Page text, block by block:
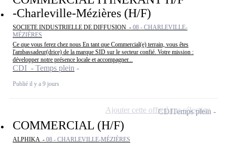
-Charleville-Mézières (H/F)
SOCIETE INDUSTRIELLE DE DIFFUSION - 08 - CHARLEVILLE-
MÉZIÈRES
Ce que vous ferez chez nous En tant que Commercial(e) terrain, vous êtes
l'ambassadeur(drice) de la marque SID sur le secteur confié. Votre mission :
développer notre présence locale et accompagner...
CDI - Temps plein
Publié il y a 9 jours
COMMERCIAL (H/F)
ALPHIKA - 08 - CHARLEVILLE-MÉZIÈRES
CDITemps plein
Ajouter cette offre à ma sélection